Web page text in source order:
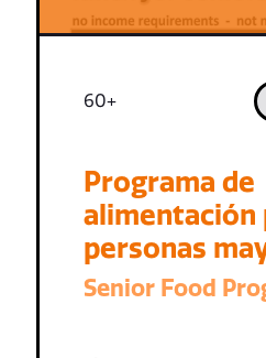
60+
Programa de
alimentación
personas
Senior Food